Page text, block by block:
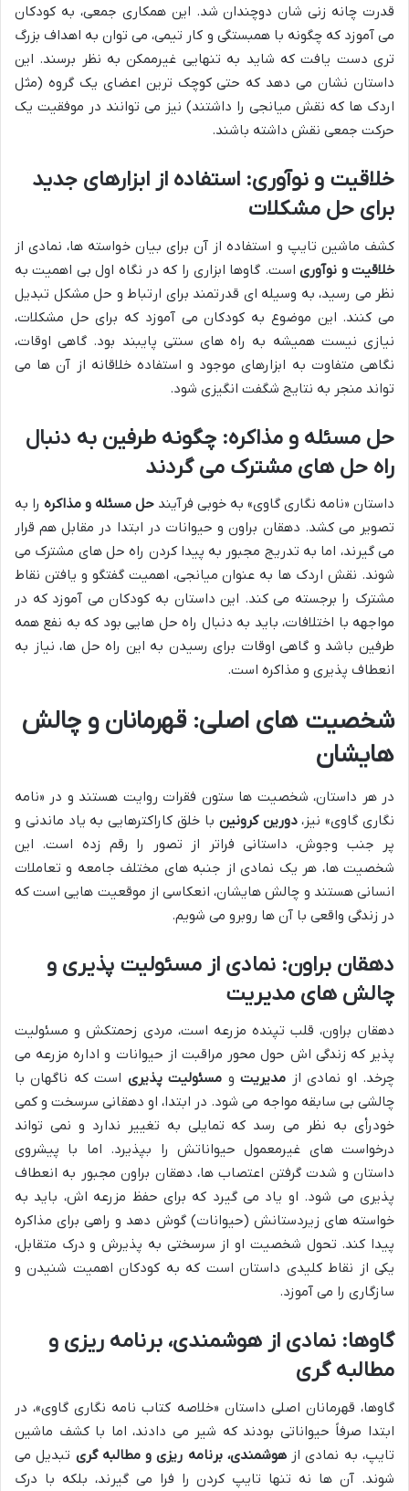
قدرت چانه زنی شان دوچندان شد. این همکاری جمعی، به کودکان
می آموزد که چگونه با همبستگی و کار تیمی، می توان به اهداف بزرگ
تری دست یافت که شاید به تنهایی غیرممکن به نظر برسند. این
داستان نشان می دهد که حتی کوچک ترین اعضای یک گروه (مثل
اردک ها که نقش میانجی را داشتند) نیز می توانند در موفقیت یک
حرکت جمعی نقش داشته باشند.
خلاقیت و نوآوری: استفاده از ابزارهای جدید
برای حل مشکلات
کشف ماشین تایپ و استفاده از آن برای بیان خواسته ها، نمادی از
خلاقیت و نوآوریاست. گاوها ابزاری را که در نگاه اول بی اهمیت به
نظر می رسید، به وسیله ای قدرتمند برای ارتباط و حل مشکل تبدیل
می کنند. این موضوع به کودکان می آموزد که برای حل مشکلات،
نیازی نیست همیشه به راه های سنتی پایبند بود. گاهی اوقات،
نگاهی متفاوت به ابزارهای موجود و استفاده خلاقانه از آن ها می
تواند منجر به نتایج شگفت انگیزی شود.
حل مسئله و مذاکره: چگونه طرفین به دنبال
راه حل های مشترک می گردند
داستان «نامه نگاری گاوی» به خوبی فرآیند حل مسئله و مذاکره را به
تصویر می کشد. دهقان براون و حیوانات در ابتدا در مقابل هم قرار
می گیرند، اما به تدریج مجبور به پیدا کردن راه حل های مشترک می
شوند. نقش اردک ها به عنوان میانجی، اهمیت گفتگو و یافتن نقاط
مشترک را برجسته می کند. این داستان به کودکان می آموزد که در
مواجهه با اختلافات، باید به دنبال راه حل هایی بود که به نفع همه
طرفین باشد و گاهی اوقات برای رسیدن به این راه حل ها، نیاز به
انعطاف پذیری و مذاکره است.
شخصیت های اصلی: قهرمانان و چالش
هایشان
در هر داستان، شخصیت ها ستون فقرات روایت هستند و در «نامه
نگاری گاوی» نیز،دورین کرونین با خلق کاراکترهایی به یاد ماندنی و
پر جنب وجوش، داستانی فراتر از تصور را رقم زده است. این
شخصیت ها، هر یک نمادی از جنبه های مختلف جامعه و تعاملات
انسانی هستند و چالش هایشان، انعکاسی از موقعیت هایی است که
در زندگی واقعی با آن ها روبرو می شویم.
دهقان براون: نمادی از مسئولیت پذیری و
چالش های مدیریت
دهقان براون، قلب تپنده مزرعه است، مردی زحمتکش و مسئولیت
پذیر که زندگی اش حول محور مراقبت از حیوانات و اداره مزرعه می
چرخد. او نمادی از مدیریتو مسئولیت پذیری است که ناگهان با
چالشی بی سابقه مواجه می شود. در ابتدا، او دهقانی سرسخت و کمی
خودرأی به نظر می رسد که تمایلی به تغییر ندارد و نمی تواند
درخواست های غیرمعمول حیواناتش را بپذیرد. اما با پیشروی
داستان و شدت گرفتن اعتصاب ها، دهقان براون مجبور به انعطاف
پذیری می شود. او یاد می گیرد که برای حفظ مزرعه اش، باید به
خواسته های زیردستانش (حیوانات) گوش دهد و راهی برای مذاکره
پیدا کند. تحول شخصیت او از سرسختی به پذیرش و درک متقابل،
یکی از نقاط کلیدی داستان است که به کودکان اهمیت شنیدن و
سازگاری را می آموزد.
گاوها: نمادی از هوشمندی، برنامه ریزی و
مطالبه گری
گاوها، قهرمانان اصلی داستان «خلاصه کتاب نامه نگاری گاوی»، در
ابتدا صرفاً حیواناتی بودند که شیر می دادند، اما با کشف ماشین
تایپ، به نمادی ازهوشمندی، برنامه ریزی و مطالبه گری تبدیل می
شوند. آن ها نه تنها تایپ کردن را فرا می گیرند، بلکه با درک